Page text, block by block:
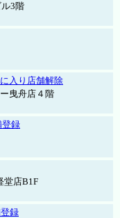
3階
入り店舗解除
曳舟店４階
登録
堂店B1F
録